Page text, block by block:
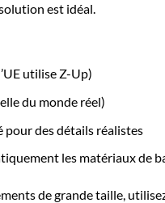
est idéal.
utilise Z-Up)
du monde réel)
des détails réalistes
les matériaux de
de grande taille,